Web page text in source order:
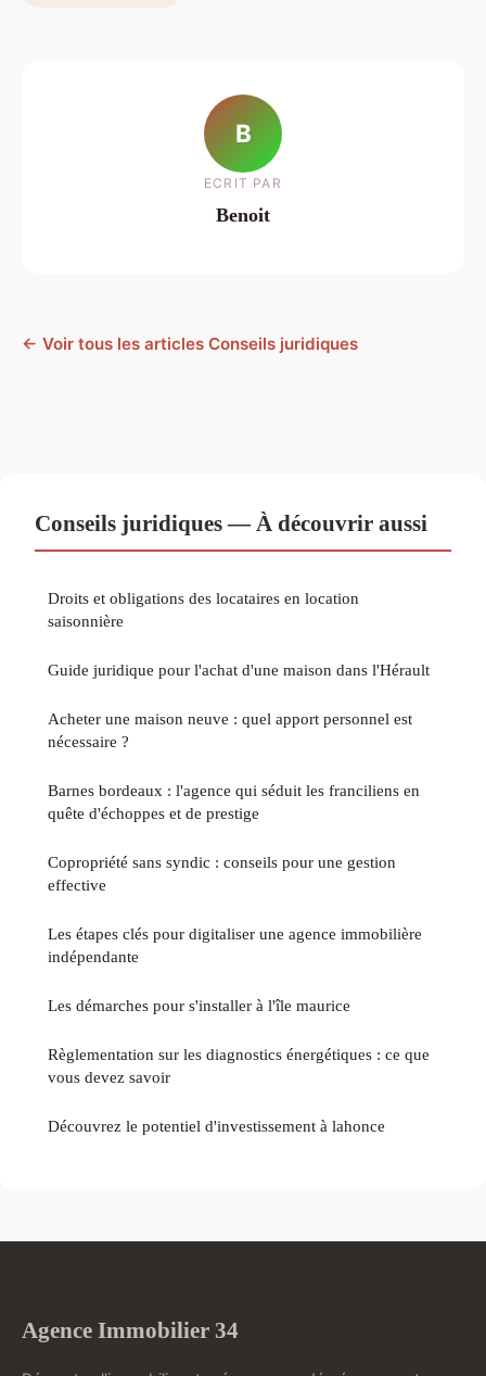
B
ECRIT PAR
Benoit
← Voir tous les articles Conseils juridiques
Conseils juridiques — À découvrir aussi
Droits et obligations des locataires en location
saisonnière
Guide juridique pour l'achat d'une maison dans l'Hérault
Acheter une maison neuve : quel apport personnel est
nécessaire ?
Barnes bordeaux : l'agence qui séduit les franciliens en
quête d'échoppes et de prestige
Copropriété sans syndic : conseils pour une gestion
effective
Les étapes clés pour digitaliser une agence immobilière
indépendante
Les démarches pour s'installer à l'île maurice
Règlementation sur les diagnostics énergétiques : ce que
vous devez savoir
Découvrez le potentiel d'investissement à lahonce
Agence Immobilier 34